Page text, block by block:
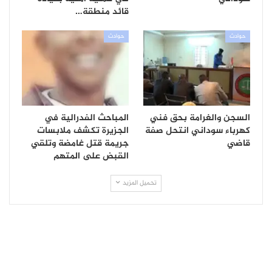
قائد منطقة…
حوادث
السجن والغرامة بحق فني
كهرباء سوداني انتحل صفة
قاضي
حوادث
المباحث الفدرالية في
الجزيرة تكشف ملابسات
جريمة قتل غامضة وتلقي
القبض على المتهم
تحميل المزيد